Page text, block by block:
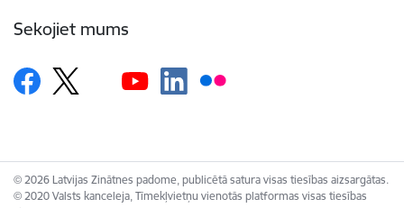
Sekojiet mums
© 2026 Latvijas Zinātnes padome, publicētā satura visas tiesības aizsargātas.
© 2020 Valsts kanceleja, Tīmekļvietņu vienotās platformas visas tiesības